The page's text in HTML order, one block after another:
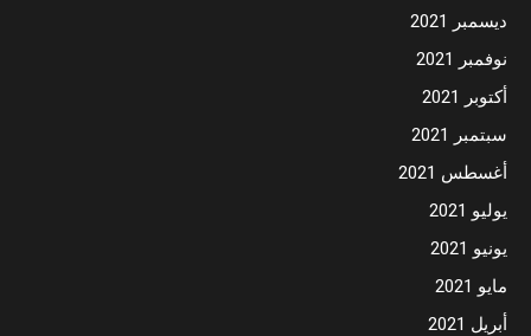
ديسمبر 2021
نوفمبر 2021
أكتوبر 2021
سبتمبر 2021
أغسطس 2021
يوليو 2021
يونيو 2021
مايو 2021
أبريل 2021